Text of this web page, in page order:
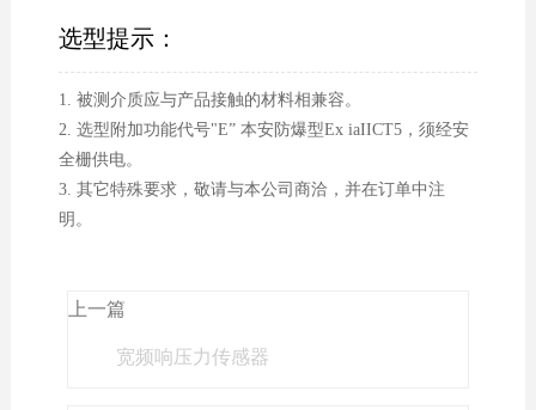
选型提示：
1. 被测介质应与产品接触的材料相兼容。
2. 选型附加功能代号"E” 本安防爆型Ex iaIICT5，须经安
全栅供电。
3. 其它特殊要求，敬请与本公司商洽，并在订单中注
明。
上一篇
宽频响压力传感器